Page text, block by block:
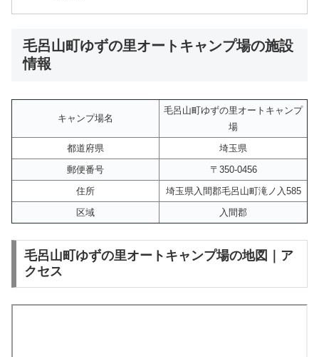
毛呂山町ゆずの里オートキャンプ場の施設
情報
キャンプ場名
毛呂山町ゆずの里オートキャンプ
場
都道府県
埼玉県
郵便番号
〒350-0456
住所
埼玉県入間郡毛呂山町滝ノ入585
区域
入間郡
毛呂山町ゆずの里オートキャンプ場の地図｜ア
クセス